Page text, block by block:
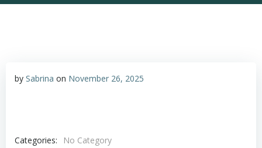
by Sabrina on November 26, 2025
Categories:
No Category